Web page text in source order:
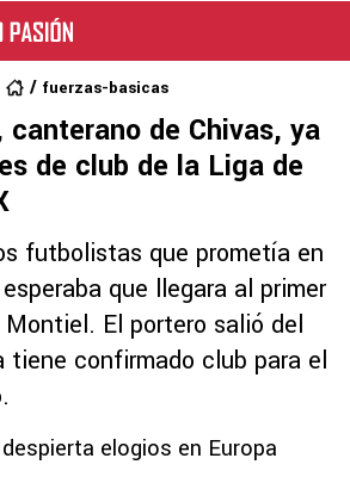
fuerzas-basicas
de Chivas, ya
de club de la Liga de
futbolistas que prometía en
que llegara al primer
El portero salió del
tiene confirmado club para el
elogios en Europa